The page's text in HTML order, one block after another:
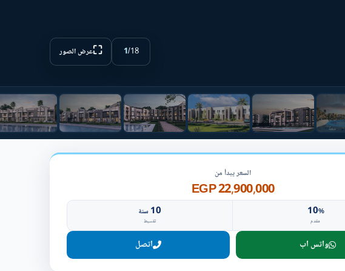
1/18
⛶عرض الصور
السعر يبدأ من
22,900,000 EGP
10%
مقدم
10 سنة
تقسيط
واتس اب اتصل